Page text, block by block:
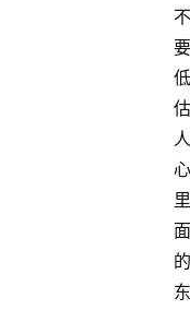
不
要
低
估
人
心
里
面
的
东